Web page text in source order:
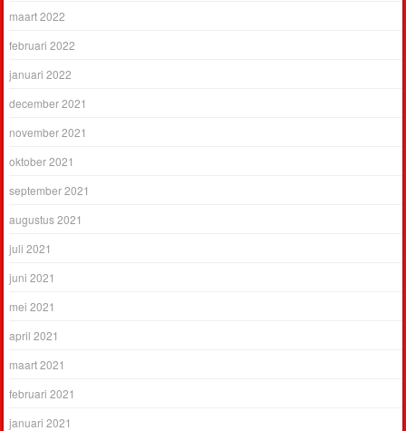
maart 2022
februari 2022
januari 2022
december 2021
november 2021
oktober 2021
september 2021
augustus 2021
juli 2021
juni 2021
mei 2021
april 2021
maart 2021
februari 2021
januari 2021